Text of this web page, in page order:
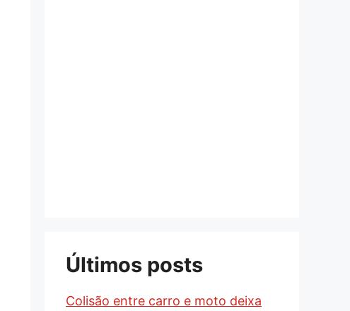
Últimos posts
Colisão entre carro e moto deixa